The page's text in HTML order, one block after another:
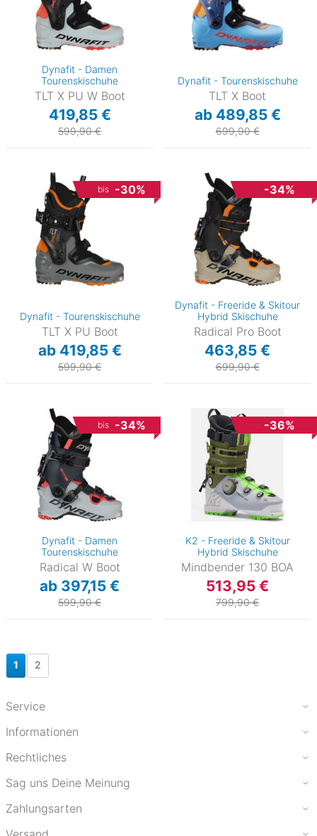
Dynafit - Damen
Tourenskischuhe
TLT X PU W Boot
419,85 €
599,90 €
Dynafit - Tourenskischuhe
TLT X Boot
ab 489,85 €
699,90 €
bis -30%
Dynafit - Tourenskischuhe
TLT X PU Boot
ab 419,85 €
599,90 €
-34%
Dynafit - Freeride & Skitour
Hybrid Skischuhe
Radical Pro Boot
463,85 €
699,90 €
bis -34%
Dynafit - Damen
Tourenskischuhe
Radical W Boot
ab 397,15 €
599,90 €
-36%
K2 - Freeride & Skitour
Hybrid Skischuhe
Mindbender 130 BOA
513,95 €
799,90 €
1 2
Service
Informationen
Rechtliches
Sag uns Deine Meinung
Zahlungsarten